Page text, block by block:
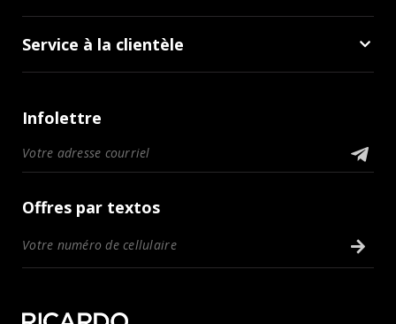
Service à la clientèle
Infolettre
Offres par textos